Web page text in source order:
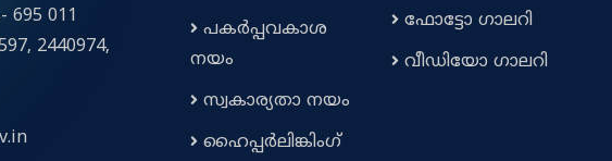
011
2440974,
പകർപ്പവകാശ
നയം
സ്വകാര്യതാ നയം
ഹൈപ്പർലിങ്കിംഗ്
ഫോട്ടോ ഗാലറി
വീഡിയോ ഗാലറി